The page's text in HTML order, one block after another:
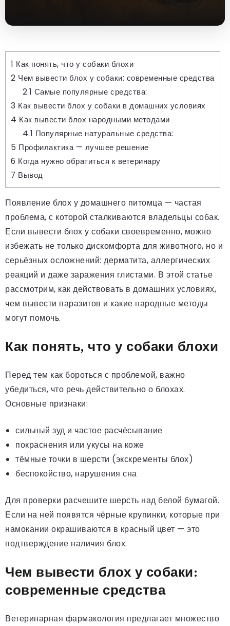
1 Как понять, что у собаки блохи
2 Чем вывести блох у собаки: современные средства
2.1 Самые популярные средства:
3 Как вывести блох у собаки в домашних условиях
4 Как вывести блох народными методами
4.1 Популярные натуральные средства:
5 Профилактика — лучшее решение
6 Когда нужно обратиться к ветеринару
7 Вывод
Появление блох у домашнего питомца — частая
проблема, с которой сталкиваются владельцы собак.
Если вывести блох у собаки своевременно, можно
избежать не только дискомфорта для животного, но и
серьёзных осложнений: дерматита, аллергических
реакций и даже заражения глистами. В этой статье
рассмотрим, как действовать в домашних условиях,
чем вывести паразитов и какие народные методы
могут помочь.
Как понять, что у собаки блохи
Перед тем как бороться с проблемой, важно
убедиться, что речь действительно о блохах.
Основные признаки:
сильный зуд и частое расчёсывание
покраснения или укусы на коже
тёмные точки в шерсти (экскременты блох)
беспокойство, нарушения сна
Для проверки расчешите шерсть над белой бумагой.
Если на ней появятся чёрные крупинки, которые при
намокании окрашиваются в красный цвет — это
подтверждение наличия блох.
Чем вывести блох у собаки:
современные средства
Ветеринарная фармакология предлагает множество